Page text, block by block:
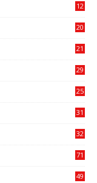
12
20
21
29
25
31
32
71
49